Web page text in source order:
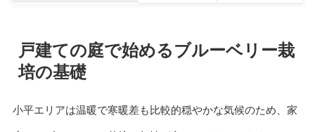
戸建ての庭で始めるブルーベリー栽
培の基礎
小平エリアは温暖で寒暖差も比較的穏やかな気候のため、家